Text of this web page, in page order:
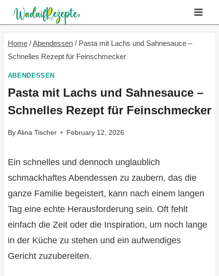
Skip
to
content
Home /Abendessen / Pasta mit Lachs und Sahnesauce –
Schnelles Rezept für Feinschmecker
ABENDESSEN
Pasta mit Lachs und Sahnesauce –
Schnelles Rezept für Feinschmecker
ByAlina Tischer February 12, 2026
Ein schnelles und dennoch unglaublich
schmackhaftes Abendessen zu zaubern, das die
ganze Familie begeistert, kann nach einem langen
Tag eine echte Herausforderung sein. Oft fehlt
einfach die Zeit oder die Inspiration, um noch lange
in der Küche zu stehen und ein aufwendiges
Gericht zuzubereiten.